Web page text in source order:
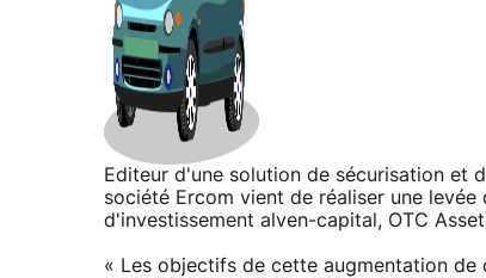
Editeur d'une solution de sécurisation et
société Ercom vient de réaliser une
d'investissement alven-capital, OTC
« Les objectifs de cette augmentation